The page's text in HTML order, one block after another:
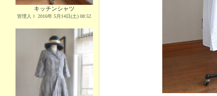
キッチンシャツ
管理人Ｉ 2016年 5月14日(土) 08:52